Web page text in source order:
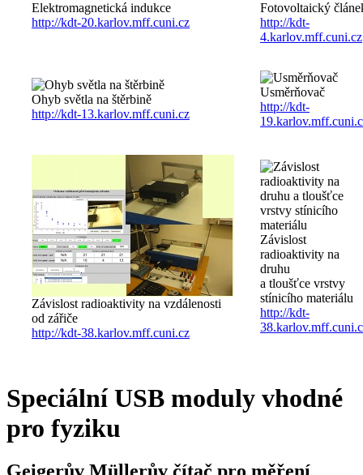
Elektromagnetická indukce
http://kdt-20.karlov.mff.cuni.cz
Fotovoltaický
http://kdt-
4.karlov.mff.cuni.cz
Ohyb světla na štěrbině
http://kdt-13.karlov.mff.cuni.cz
Usměrňovač
http://kdt-
Závislost radioaktivity na vzdálenosti
od zářiče
http://kdt-38.karlov.mff.cuni.cz
Závislost
radioaktivity na
druhu
a tloušťce vrstvy
stínicího materiálu
http://kdt-
Speciální USB moduly vhodné
pro fyziku